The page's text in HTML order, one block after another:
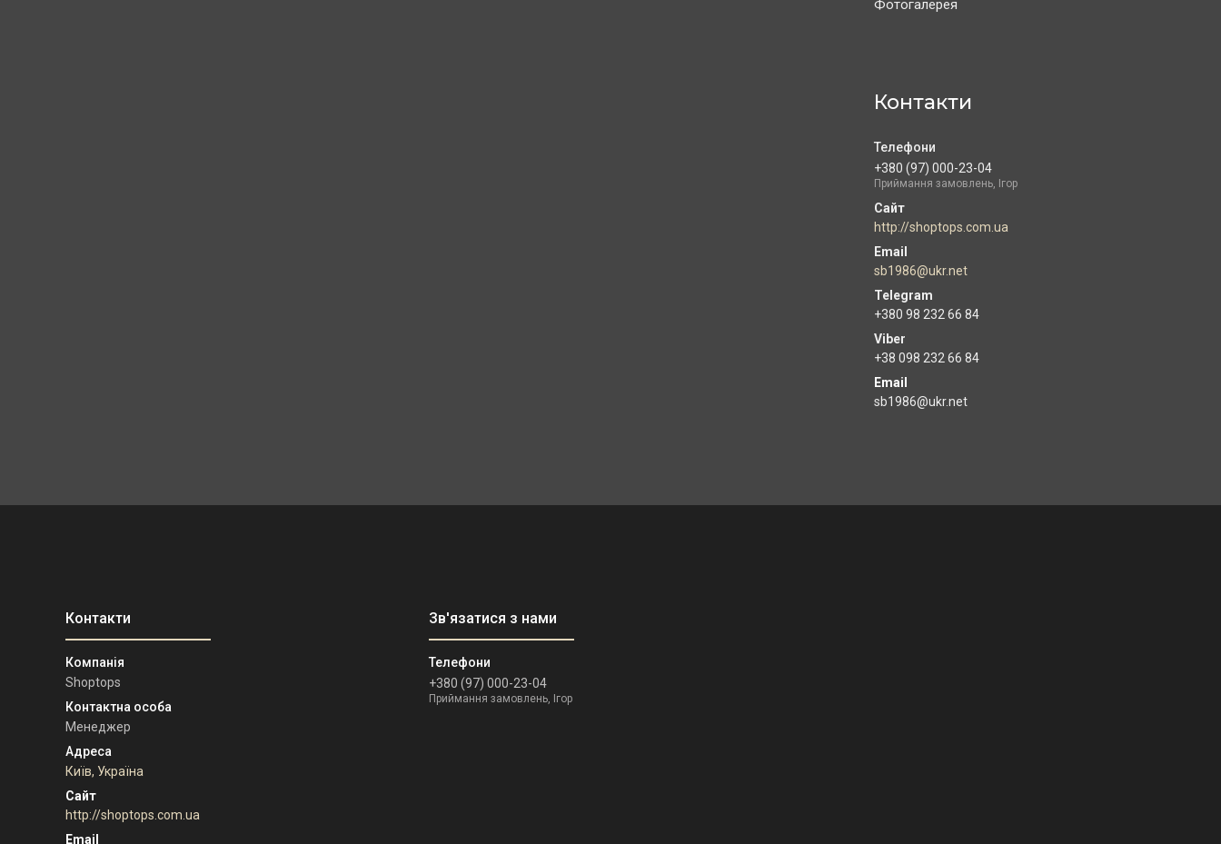
Фотогалерея
Контакти
+380 (97) 000-23-04
Приймання замовлень, Ігор
http://shoptops.com.ua
sb1986@ukr.net
+380 98 232 66 84
+38 098 232 66 84
Email
sb1986@ukr.net
Shoptops
Менеджер
Київ, Україна
http://shoptops.com.ua
+380 (97) 000-23-04
Приймання замовлень, Ігор